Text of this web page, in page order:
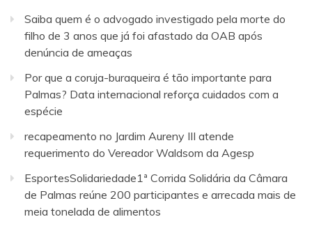
Saiba quem é o advogado investigado pela morte do
filho de 3 anos que já foi afastado da OAB após
denúncia de ameaças
Por que a coruja-buraqueira é tão importante para
Palmas? Data internacional reforça cuidados com a
espécie
recapeamento no Jardim Aureny III atende
requerimento do Vereador Waldsom da Agesp
EsportesSolidariedade1ª Corrida Solidária da Câmara
de Palmas reúne 200 participantes e arrecada mais de
meia tonelada de alimentos